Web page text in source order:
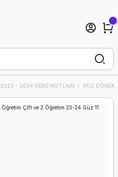
2023 - 2024 DERS NOTLARI GÜZ DÖNEMİ